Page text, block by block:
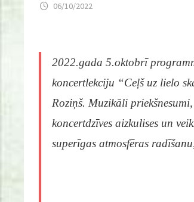
06/10/2022
2022.gada 5.oktobrī
koncertlekciju “Ceļš uz lielo
Roziņš. Muzikāli
koncertdzīves aizkulises un
superīgas atmosfēras